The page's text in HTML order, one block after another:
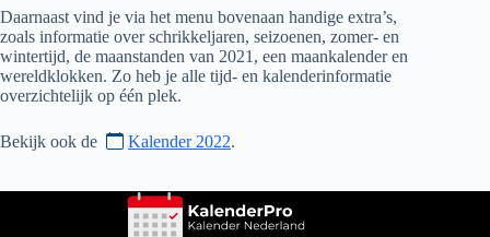
Daarnaast vind je via het menu bovenaan handige extra’s,
zoals informatie over schrikkeljaren, seizoenen, zomer- en
wintertijd, de maanstanden van 2021 , een maankalender en
wereldklokken. Zo heb je alle tijd- en kalenderinformatie
overzichtelijk op één plek.
Bekijk ook de Kalender 2022.